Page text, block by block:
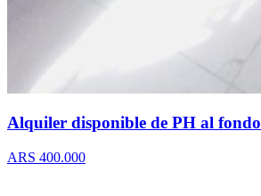
Alquiler disponible de PH al fondo
ARS 400.000